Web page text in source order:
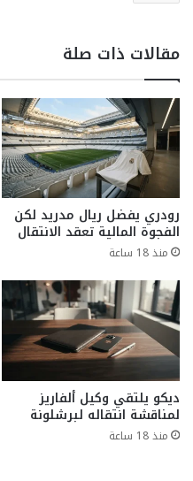
مقالات ذات صلة
رودري يفضل ريال مدريد لكن
الفجوة المالية تعقد الانتقال
منذ 18 ساعة
ديكو يلتقي وكيل ألفاريز
لمناقشة انتقاله لبرشلونة
منذ 18 ساعة